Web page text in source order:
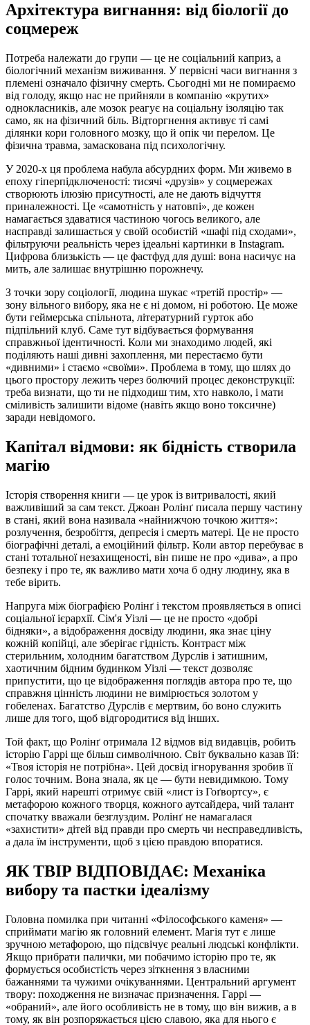
Архітектура вигнання: від біології до
соцмереж
Потреба належати до групи — це не соціальний каприз, а
біологічний механізм виживання. У первісні часи вигнання з
племені означало фізичну смерть. Сьогодні ми не помираємо
від голоду, якщо нас не прийняли в компанію «крутих»
однокласників, але мозок реагує на соціальну ізоляцію так
само, як на фізичний біль. Відторгнення активує ті самі
ділянки кори головного мозку, що й опік чи перелом. Це
фізична травма, замаскована під психологічну.
У 2020-х ця проблема набула абсурдних форм. Ми живемо в
епоху гіперпідключеності: тисячі «друзів» у соцмережах
створюють ілюзію присутності, але не дають відчуття
приналежності. Це «самотність у натовпі», де кожен
намагається здаватися частиною чогось великого, але
насправді залишається у своїй особистій «шафі під сходами»,
фільтруючи реальність через ідеальні картинки в Instagram.
Цифрова близькість — це фастфуд для душі: вона насичує на
мить, але залишає внутрішню порожнечу.
З точки зору соціології, людина шукає «третій простір» —
зону вільного вибору, яка не є ні домом, ні роботою. Це може
бути геймерська спільнота, літературний гурток або
підпільний клуб. Саме тут відбувається формування
справжньої ідентичності. Коли ми знаходимо людей, які
поділяють наші дивні захоплення, ми перестаємо бути
«дивними» і стаємо «своїми». Проблема в тому, що шлях до
цього простору лежить через болючий процес деконструкції:
треба визнати, що ти не підходиш тим, хто навколо, і мати
сміливість залишити відоме (навіть якщо воно токсичне)
заради невідомого.
Капітал відмови: як бідність створила
магію
Історія створення книги — це урок із витривалості, який
важливіший за сам текст. Джоан Ролінґ писала першу частину
в стані, який вона називала «найнижчою точкою життя»:
розлучення, безробіття, депресія і смерть матері. Це не просто
біографічні деталі, а емоційний фільтр. Коли автор перебуває в
стані тотальної незахищеності, він пише не про «дива», а про
безпеку і про те, як важливо мати хоча б одну людину, яка в
тебе вірить.
Напруга між біографією Ролінґ і текстом проявляється в описі
соціальної ієрархії. Сім'я Уізлі — це не просто «добрі
бідняки», а відображення досвіду людини, яка знає ціну
кожній копійці, але зберігає гідність. Контраст між
стерильним, холодним багатством Дурслів і затишним,
хаотичним бідним будинком Уізлі — текст дозволяє
припустити, що це відображення поглядів автора про те, що
справжня цінність людини не вимірюється золотом у
гобеленах. Багатство Дурслів є мертвим, бо воно служить
лише для того, щоб відгородитися від інших.
Той факт, що Ролінґ отримала 12 відмов від видавців, робить
історію Гаррі ще більш символічною. Світ буквально казав їй:
«Твоя історія не потрібна». Цей досвід ігнорування зробив її
голос точним. Вона знала, як це — бути невидимкою. Тому
Гаррі, який нарешті отримує свій «лист із Гоґвортсу», є
метафорою кожного творця, кожного аутсайдера, чий талант
спочатку вважали безглуздим. Ролінґ не намагалася
«захистити» дітей від правди про смерть чи несправедливість,
а дала їм інструменти, щоб з цією правдою впоратися.
ЯК ТВІР ВІДПОВІДАЄ: Механіка
вибору та пастки ідеалізму
Головна помилка при читанні «Філософського каменя» —
сприймати магію як головний елемент. Магія тут є лише
зручною метафорою, що підсвічує реальні людські конфлікти.
Якщо прибрати палички, ми побачимо історію про те, як
формується особистість через зіткнення з власними
бажаннями та чужими очікуваннями. Центральний аргумент
твору: походження не визначає призначення. Гаррі —
«обраний», але його особливість не в тому, що він вижив, а в
тому, як він розпоряжається цією славою, яка для нього є